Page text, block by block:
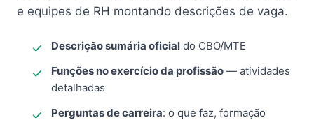
e equipes de RH montando descrições de vaga.
Descrição sumária oficial do CBO/MTE
Funções no exercício da profissão — atividades
detalhadas
Perguntas de carreira: o que faz, formação